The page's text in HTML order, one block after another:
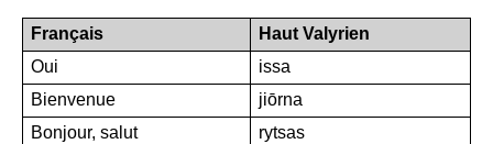
Français
Haut Valyrien
Oui
issa
Bienvenue
jiōrna
Bonjour, salut
rytsas